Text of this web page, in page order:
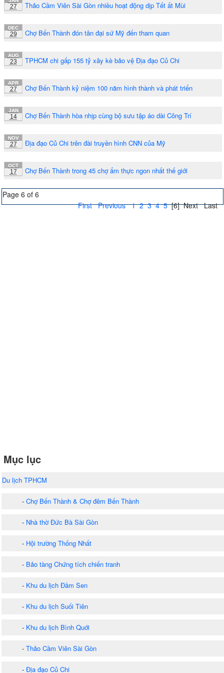
27 Thảo Cầm Viên Sài Gòn nhiều hoạt động dịp Tết ất Mùi
DEC
29 Chợ Bến Thành đón tân đại sứ Mỹ đến tham quan
AUG
23 TPHCM chi gấp 155 tỷ xây kè bảo vệ Địa đạo Củ Chi
APR
27 Chợ Bến Thành kỷ niệm 100 năm hình thành và phát triển
JAN
14 Chợ Bến Thành hòa nhịp cùng bộ sưu tập áo dài Công Trí
NOV
27 Địa đạo Củ Chi trên đài truyền hình CNN của Mỹ
OCT
17 Chợ Bến Thành trong 45 chợ ẩm thực ngon nhất thế giới
Page 6 of 6
First Previous 1 2 3 4 5 [6] Next Last
Mục lục
Du lịch TPHCM
- Chợ Bến Thành & Chợ đêm Bến Thành
- Nhà thờ Đức Bà Sài Gòn
- Hội trường Thống Nhất
- Bảo tàng Chứng tích chiến tranh
- Khu du lịch Đầm Sen
- Khu du lịch Suối Tiên
- Khu du lịch Bình Quới
- Thảo Cầm Viên Sài Gòn
- Địa đạo Củ Chi